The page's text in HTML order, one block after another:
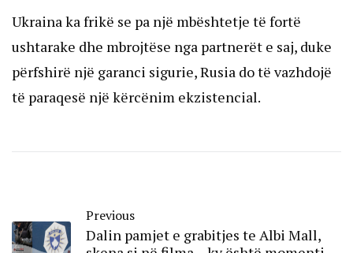
Ukraina ka frikë se pa një mbështetje të fortë
ushtarake dhe mbrojtëse nga partnerët e saj, duke
përfshirë një garanci sigurie, Rusia do të vazhdojë
të paraqesë një kërcënim ekzistencial.
Previous
Dalin pamjet e grabitjes te Albi Mall,